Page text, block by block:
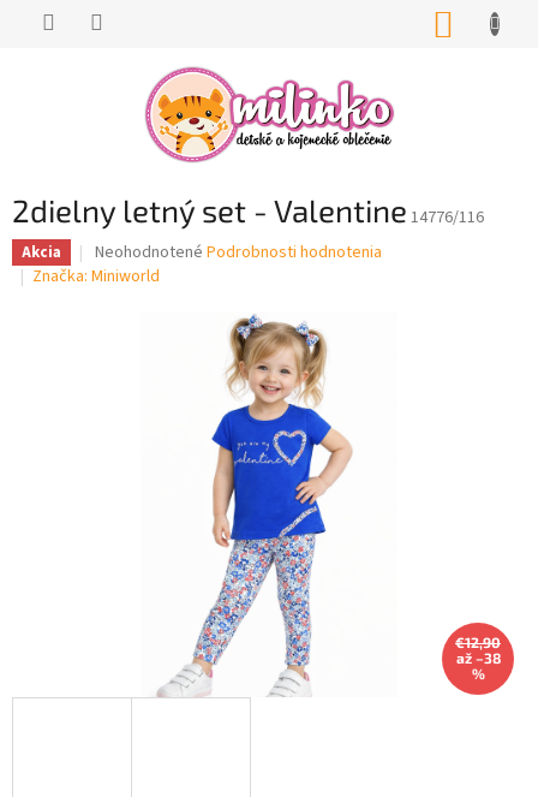
2dielny letný set - Valentine 14776/116
Akcia
Priemerné
hodnotenie
Neohodnotené Podrobnosti hodnotenia
Značka: Miniworld
€12,90
až –38
%